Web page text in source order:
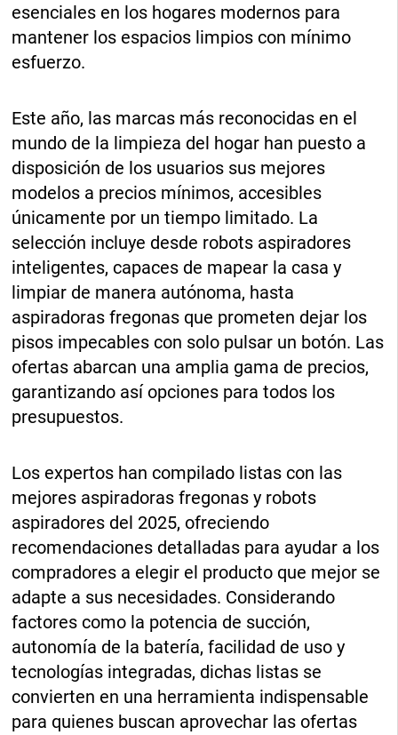
esenciales en los hogares modernos para
mantener los espacios limpios con mínimo
esfuerzo.
Este año, las marcas más reconocidas en el
mundo de la limpieza del hogar han puesto a
disposición de los usuarios sus mejores
modelos a precios mínimos, accesibles
únicamente por un tiempo limitado. La
selección incluye desde robots aspiradores
inteligentes, capaces de mapear la casa y
limpiar de manera autónoma, hasta
aspiradoras fregonas que prometen dejar los
pisos impecables con solo pulsar un botón. Las
ofertas abarcan una amplia gama de precios,
garantizando así opciones para todos los
presupuestos.
Los expertos han compilado listas con las
mejores aspiradoras fregonas y robots
aspiradores del 2025, ofreciendo
recomendaciones detalladas para ayudar a los
compradores a elegir el producto que mejor se
adapte a sus necesidades. Considerando
factores como la potencia de succión,
autonomía de la batería, facilidad de uso y
tecnologías integradas, dichas listas se
convierten en una herramienta indispensable
para quienes buscan aprovechar las ofertas